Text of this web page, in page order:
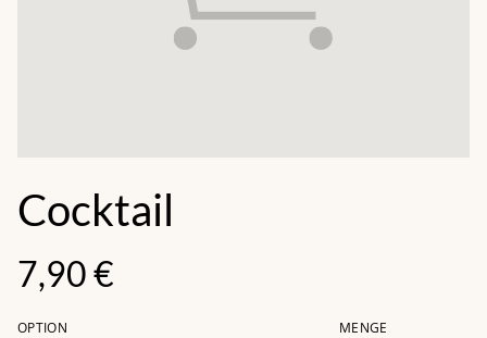
Cocktail
7,90 €
OPTION MENGE